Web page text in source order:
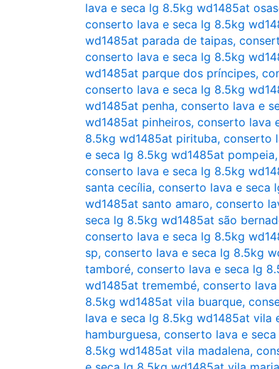
lava e seca lg 8.5kg wd1485at
conserto lava e seca lg 8.5kg
wd1485at parada de taipas,
conserto lava e seca lg 8.5kg
wd1485at parque dos príncipes,
conserto lava e seca lg 8.5kg
wd1485at penha, conserto lava e
wd1485at pinheiros, conserto lava
8.5kg wd1485at pirituba, conserto
e seca lg 8.5kg wd1485at pompeia,
conserto lava e seca lg 8.5kg
santa cecília, conserto lava e seca
wd1485at santo amaro, conserto
seca lg 8.5kg wd1485at são
conserto lava e seca lg 8.5kg
sp, conserto lava e seca lg 8.5kg
tamboré, conserto lava e seca lg
wd1485at tremembé, conserto
8.5kg wd1485at vila buarque,
lava e seca lg 8.5kg wd1485at vila
hamburguesa, conserto lava e
8.5kg wd1485at vila madalena,